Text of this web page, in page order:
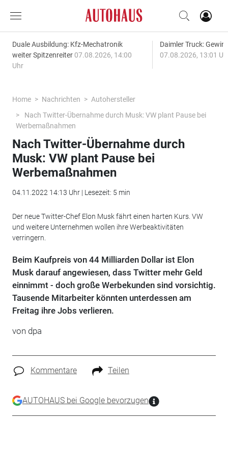
Duale Ausbildung: Kfz-Mechatronik
weiter Spitzenreiter 07.08.2026, 14:00
Uhr
Daimler Truck:
07.08.2026, 13:01
Home Nachrichten
Autohersteller
Nach Twitter-Übernahme durch Musk: VW plant Pause bei
Werbemaßnahmen
Nach Twitter-Übernahme durch
Musk: VW plant Pause bei
Werbemaßnahmen
04.11.2022 14:13 Uhr | Lesezeit: 5 min
Der neue Twitter-Chef Elon Musk fährt einen harten Kurs. VW
und weitere Unternehmen wollen ihre Werbeaktivitäten
verringern.
Beim Kaufpreis von 44 Milliarden Dollar ist Elon
Musk darauf angewiesen, dass Twitter mehr Geld
einnimmt - doch große Werbekunden sind vorsichtig.
Tausende Mitarbeiter könnten unterdessen am
Freitag ihre Jobs verlieren.
von dpa
Kommentare Teilen
AUTOHAUS bei Google bevorzugen